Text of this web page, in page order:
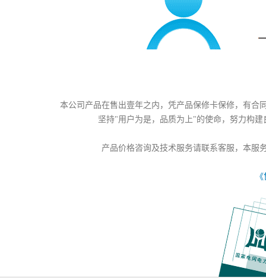
本公司产品在售出壹年之内，凭产品保修卡保修，有合
坚持"用户为是，品质为上"的使命，努力构
产品价格咨询及技术服务请联系客服，本服